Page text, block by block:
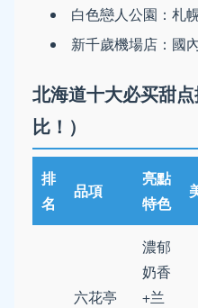
白色戀人公園：札
新千歲機場店：國
北海道十大必买甜
比！）
排
名
品項
亮點
特色
六花亭
濃郁
奶香
+兰